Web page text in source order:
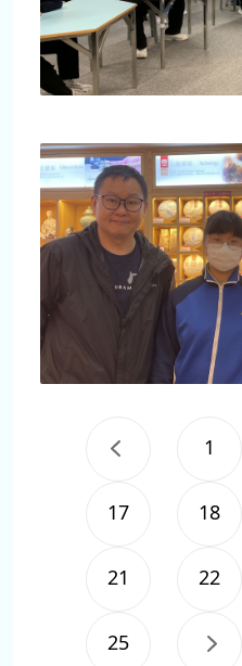
1
17 18
21 22
25